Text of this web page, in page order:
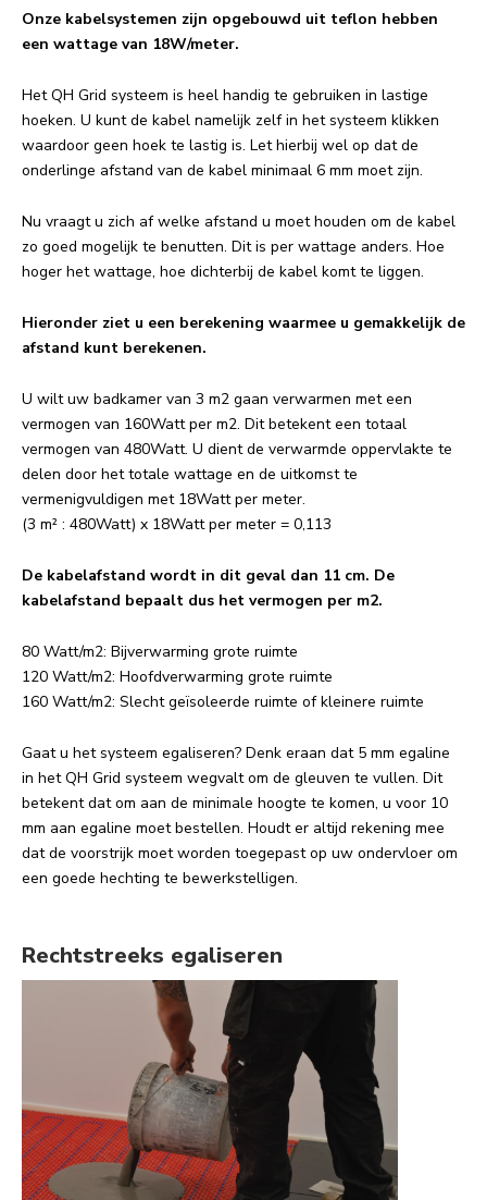
Onze kabelsystemen zijn opgebouwd uit teflon hebben
een wattage van 18W/meter.
Het QH Grid systeem is heel handig te gebruiken in lastige
hoeken. U kunt de kabel namelijk zelf in het systeem klikken
waardoor geen hoek te lastig is. Let hierbij wel op dat de
onderlinge afstand van de kabel minimaal 6 mm moet zijn.
Nu vraagt u zich af welke afstand u moet houden om de kabel
zo goed mogelijk te benutten. Dit is per wattage anders. Hoe
hoger het wattage, hoe dichterbij de kabel komt te liggen.
Hieronder ziet u een berekening waarmee u gemakkelijk de
afstand kunt berekenen.
U wilt uw badkamer van 3 m2 gaan verwarmen met een
vermogen van 160Watt per m2. Dit betekent een totaal
vermogen van 480Watt. U dient de verwarmde oppervlakte te
delen door het totale wattage en de uitkomst te
vermenigvuldigen met 18Watt per meter.
(3 m² : 480Watt) x 18Watt per meter = 0,113
De kabelafstand wordt in dit geval dan 11 cm. De
kabelafstand bepaalt dus het vermogen per m2.
80 Watt/m2: Bijverwarming grote ruimte
120 Watt/m2: Hoofdverwarming grote ruimte
160 Watt/m2: Slecht geïsoleerde ruimte of kleinere ruimte
Gaat u het systeem egaliseren? Denk eraan dat 5 mm egaline
in het QH Grid systeem wegvalt om de gleuven te vullen. Dit
betekent dat om aan de minimale hoogte te komen, u voor 10
mm aan egaline moet bestellen. Houdt er altijd rekening mee
dat de voorstrijk moet worden toegepast op uw ondervloer om
een goede hechting te bewerkstelligen.
Rechtstreeks egaliseren